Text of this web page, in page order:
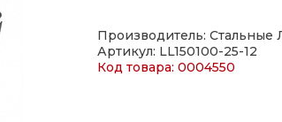
Производитель: Стальные
Артикул: LL150100-25-12
Код товара: 0004550